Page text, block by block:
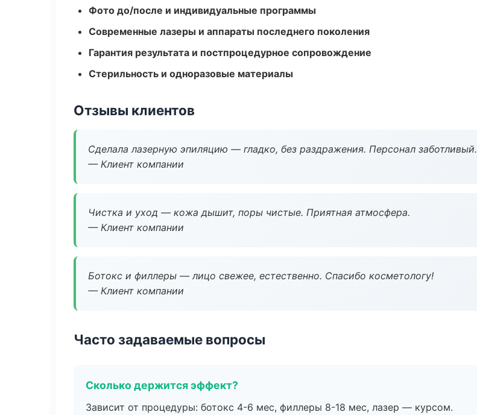
Фото до/после и индивидуальные программы
Современные лазеры и аппараты последнего поколения
Гарантия результата и постпроцедурное сопровождение
Стерильность и одноразовые материалы
Отзывы клиентов
Сделала лазерную эпиляцию — гладко, без раздражения. Персонал заботливый.
— Клиент компании
Чистка и уход — кожа дышит, поры чистые. Приятная атмосфера.
— Клиент компании
Ботокс и филлеры — лицо свежее, естественно. Спасибо косметологу!
— Клиент компании
Часто задаваемые вопросы
Сколько держится эффект?
Зависит от процедуры: ботокс 4-6 мес, филлеры 8-18 мес, лазер — курсом.